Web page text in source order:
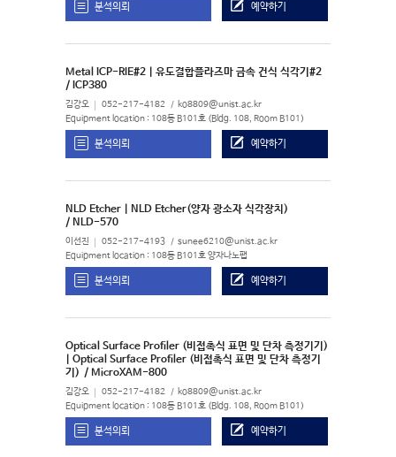
분석의뢰 예약하기
Metal ICP-RIE#2 | 유도결합플라즈마 금속 건식 식각기#2
/ ICP380
김강오 052-217-4182 ko8809@unist.ac.kr
Equipment location : 108동 B101호 (Bldg. 108, Room B101)
분석의뢰 예약하기
NLD Etcher | NLD Etcher(양자 광소자 식각장치)
/ NLD-570
이선진 052-217-4193 sunee6210@unist.ac.kr
Equipment location : 108동 B101호 양자나노팹
분석의뢰 예약하기
Optical Surface Profiler (비접촉식 표면 및 단차 측정기기)
| Optical Surface Profiler (비접촉식 표면 및 단차 측정기
기) / MicroXAM-800
김강오 052-217-4182 ko8809@unist.ac.kr
Equipment location : 108동 B101호 (Bldg. 108, Room B101)
분석의뢰 예약하기